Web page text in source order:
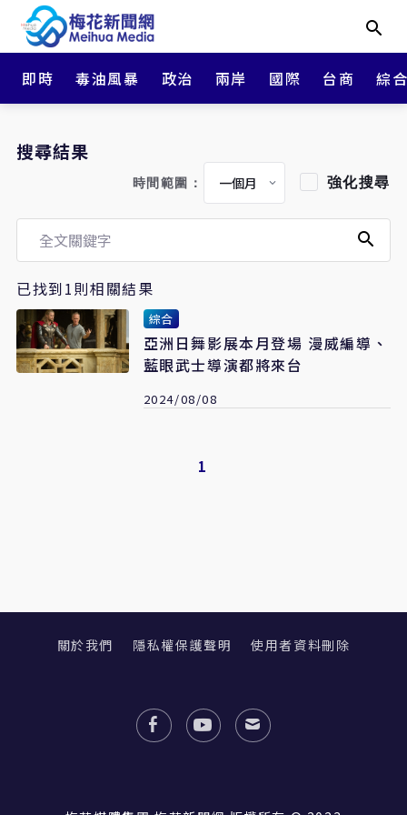
即時 毒油風暴 政治 兩岸 國際 台商 綜
搜尋結果
時間範圍： 強化搜尋
已找到1則相關結果
綜合
亞洲日舞影展本月登場 漫威編導、
藍眼武士導演都將來台
2024/08/08
1
關於我們 隱私權保護聲明 使用者資料刪除